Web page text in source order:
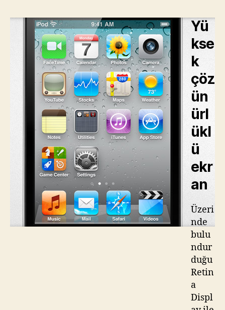
Yü
kse
k
çöz
ün
ürl
ükl
ü
ekr
an
Üzeri
nde
bulu
ndur
duğu
Retin
a
Displ